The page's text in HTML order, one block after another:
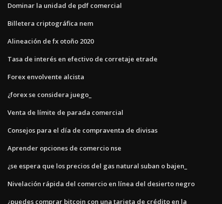
Dominar la unidad de pdf comercial
Billetera criptográfica nem
Alineación de fx otoño 2020
Tasa de interés en efectivo de corretaje etrade
Forex envolvente alcista
¿forex se considera juego_
Venta de límite de parada comercial
Consejos para el día de compraventa de divisas
Aprender opciones de comercio nse
¿se espera que los precios del gas natural suban o bajen_
Nivelación rápida del comercio en línea del desierto negro
¿puedes comprar bitcoin con una tarjeta de crédito en la